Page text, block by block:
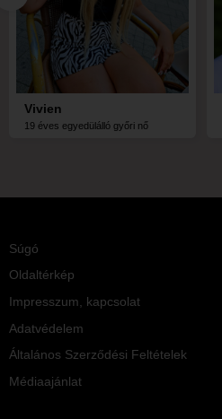
Vivien
19 éves egyedülálló győri nő
Súgó
Oldaltérkép
Impresszum, kapcsolat
Adatvédelem
Általános Szerződési Feltételek
Médiaajánlat